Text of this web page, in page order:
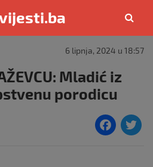
6 lipnja, 2024 u 18:57
Mladić iz
porodicu
F